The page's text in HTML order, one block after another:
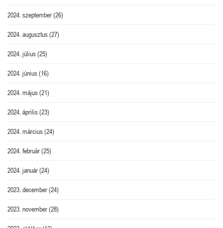
2024. szeptember(26)
2024. augusztus(27)
2024. július(25)
2024. június(16)
2024. május(21)
2024. április(23)
2024. március(24)
2024. február(25)
2024. január(24)
2023. december(24)
2023. november(28)